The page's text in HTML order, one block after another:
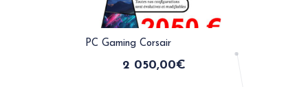
PC Gaming Corsair
2 050,00€